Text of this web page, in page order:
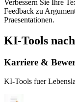
Verbessern Sie Ihre
Feedback zu
Praesentationen.
KI-Tools
Karriere &
KI-Tools fuer